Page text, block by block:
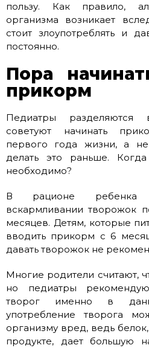
пользу. Как правило,
организма возникает
стоит злоупотреблять и
постоянно.
Пора
прикорм
Педиатры разделяются
советуют начинать
первого года жизни, а
делать это раньше.
необходимо?
В рационе ребенка
вскармливании творожок
месяцев. Детям, которые
вводить прикорм с 6
давать творожок не
Многие родители считают,
но педиатры
творог именно в
употребление творога
организму вред, ведь
продукте, дает большую